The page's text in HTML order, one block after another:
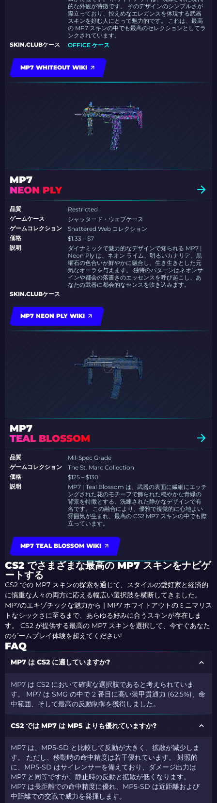
的な外観が特徴です。 そのデザインのシンプルさが
際立っており、控えめなエレガンスを体現する武器
スキンを好む人にとって魅力的です。 これは、最高
の MP7 スキンの中でも最高のセレクションとしてラ
ンクされています。
SKIN.CLUBケース
OFFICE ケース
MP7 WHITEOUT WIKI
MP7
NEON PLY
品質
Restricted
ゲームケース
シャッタード・ウェブケース
ゲームコレクション
Shattered Web コレクション
価格
$1.33 – $7
説明
ダイナミックで魅力的なデザインで知られる MP7 |
Neon Ply は、ネオン ライム、明るいカナリア、黒
曜石の色合いが鮮やかに融合し、生き生きとした元
気なオーラを与えます。 独特のパターンはネオンサ
インや都会の落書きのエッセンスを呼び起こし、あ
なたの武器に都会的なセンスを吹き込みます。
SKIN.CLUBケース
MP7 NEON PLY WIKI
MP7
TEAL BLOSSOM
品質
Mil-Spec Grade
ゲームコレクション
The St. Marc Collection
価格
$125 – $130
説明
MP7 | Teal Blossom は、武器の表面に繊細にエッチ
ングされた花のモチーフで飾られた穏やかな青緑の
背景を特徴とする、洗練された静かなデザインで有
名です。 この融合により、優雅で視覚的に心地よい
雰囲気が生まれ、最高の CS2 MP7 スキンの中でも際
立っています。
MP7 TEAL BLOSSOM WIKI
CS2 でさまざまな最高の MP7 スキンをナビゲ
ートする
CS2 での MP7 スキンの探索を通じて、スタイルの愛好家と経済的
に慎重な人々の両方に応える幅広い選択肢を横断してきました。
MP7のエキゾチックな魅力から | MP7 ホワイトアウトのミニマリス
トなシックさに至るまで、あらゆる好みに合うスキンが存在しま
す。 CS2 が提供する最高の MP7 スキンを選択して、今すぐあなた
のゲームプレイ体験を超えてください!
FAQ
MP7 は CS2 に適していますか?
MP7 は CS2 において確実な選択肢であると考えられていま
す。 MP7 は SMG の中で 2 番目に高い装甲貫通力 (62.5%)、命
中範囲、そして最高の反動制御を獲得しました。
CS2 では MP7 は MP5 よりも優れていますか?
MP7 は、MP5-SD と比較して反動が大きく、拡散が減少しま
す。 ただし、移動時の命中精度は若干優れています。 対照的
に、MP5-SD はサイレンサーを備えており、ダメージ出力は
MP7 と同等ですが、静止時の反動と拡散が低くなります。
MP7 は長距離での命中精度に優れ、MP5-SD は近距離および
中距離での交戦で威力を発揮します。